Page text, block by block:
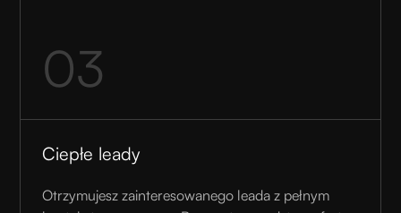
03
Ciepłe leady
Otrzymujesz zainteresowanego leada z pełnym